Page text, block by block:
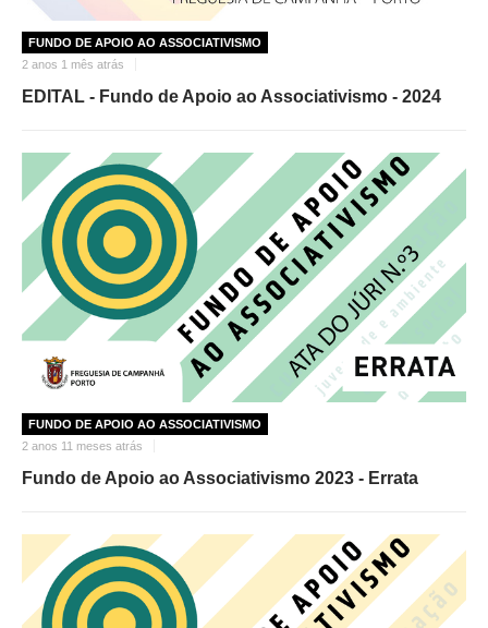
FUNDO DE APOIO AO ASSOCIATIVISMO
2 anos 1 mês atrás
EDITAL - Fundo de Apoio ao Associativismo - 2024
FUNDO DE APOIO AO ASSOCIATIVISMO
2 anos 11 meses atrás
Fundo de Apoio ao Associativismo 2023 - Errata